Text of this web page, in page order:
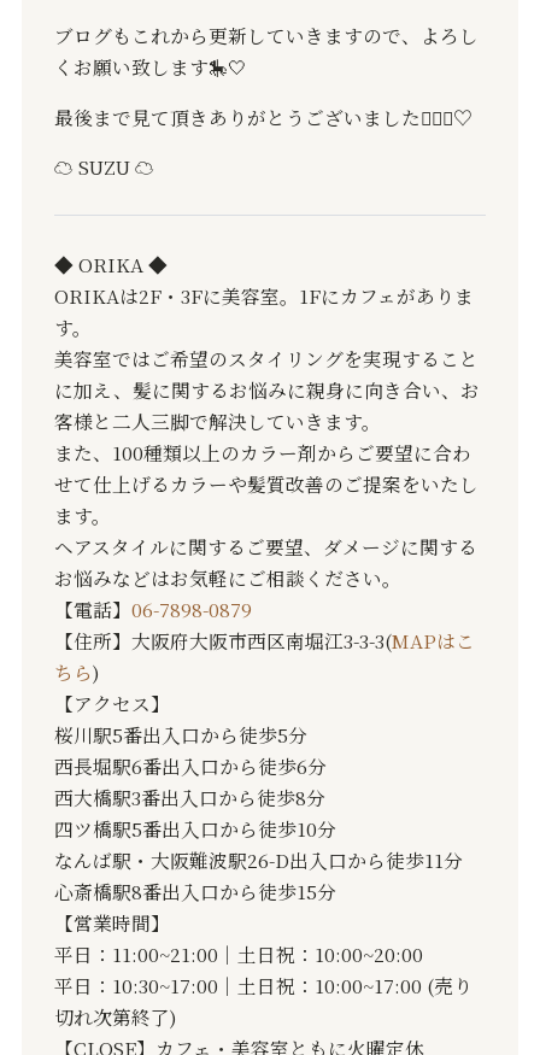
ブログもこれから更新していきますので、よろし
くお願い致します🎠🤍
最後まで見て頂きありがとうございました🙇🏻‍♂️♡
☁️ SUZU☁️
◆ ORIKA ◆
ORIKAは2F・3Fに美容室。1Fにカフェがありま
す。
美容室ではご希望のスタイリングを実現すること
に加え、髪に関するお悩みに親身に向き合い、お
客様と二人三脚で解決していきます。
また、100種類以上のカラー剤からご要望に合わ
せて仕上げるカラーや髪質改善のご提案をいたし
ます。
ヘアスタイルに関するご要望、ダメージに関する
お悩みなどはお気軽にご相談ください。
【電話】 06-7898-0879
【住所】大阪府大阪市西区南堀江3-3-3(MAPはこ
ちら)
【アクセス】
桜川駅5番出入口から徒歩5分
西長堀駅6番出入口から徒歩6分
西大橋駅3番出入口から徒歩8分
四ツ橋駅5番出入口から徒歩10分
なんば駅・大阪難波駅26-D出入口から徒歩11分
心斎橋駅8番出入口から徒歩15分
【営業時間】
平日：11:00~21:00｜土日祝：10:00~20:00
平日：10:30~17:00｜土日祝：10:00~17:00 (売り
切れ次第終了)
【CLOSE】カフェ・美容室ともに火曜定休